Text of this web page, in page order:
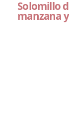
Solomillo
manzana